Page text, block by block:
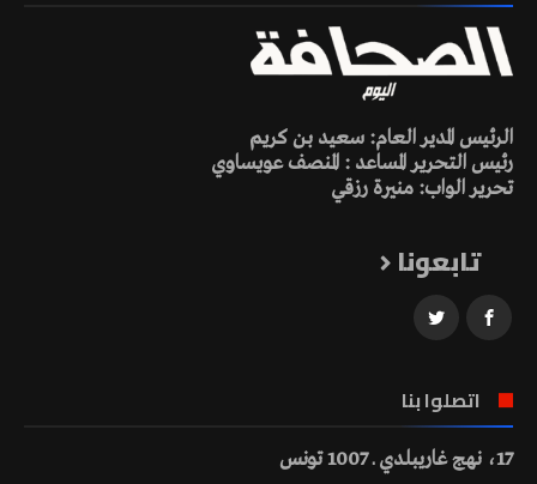
الرئيس المدير العام: سعيد بن كريم
رئيس التحرير المساعد : المنصف عويساوي
تحرير الواب: منيرة رزقي
تابعونا
اتصلوا بنا
17، نهج غاريبلدي ـ 1007 تونس